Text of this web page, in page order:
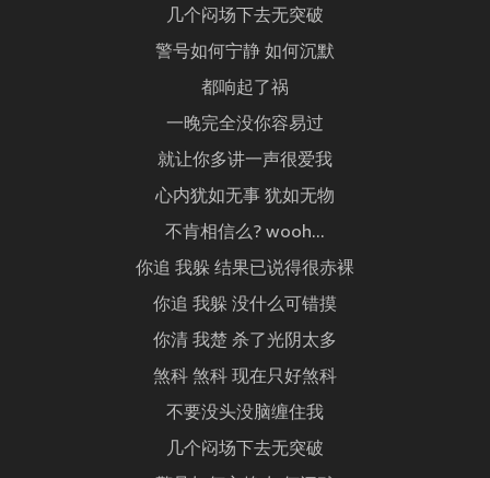
几个闷场下去无突破
警号如何宁静 如何沉默
都响起了祸
一晚完全没你容易过
就让你多讲一声很爱我
心内犹如无事 犹如无物
不肯相信么? wooh...
你追 我躲 结果已说得很赤裸
你追 我躲 没什么可错摸
你清 我楚 杀了光阴太多
煞科 煞科 现在只好煞科
不要没头没脑缠住我
几个闷场下去无突破